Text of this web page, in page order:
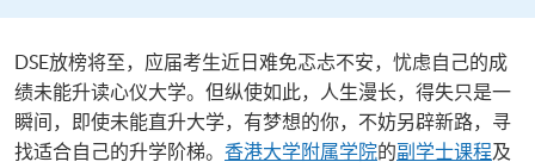
DSE放榜将至，应届考生近日难免忑忐不安，忧虑自己的成
绩未能升读心仪大学。但纵使如此，人生漫长，得失只是一
瞬间，即使未能直升大学，有梦想的你，不妨另辟新路，寻
找适合自己的升学阶梯。 香港大学附属学院的副学士课程及